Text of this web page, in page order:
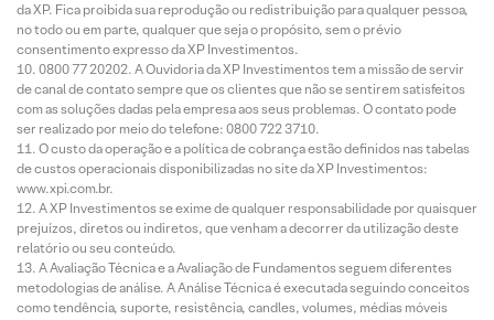
da XP. Fica proibida sua reprodução ou redistribuição para qualquer pessoa,
no todo ou em parte, qualquer que seja o propósito, sem o prévio
consentimento expresso da XP Investimentos.
0800 77 20202. A Ouvidoria da XP Investimentos tem a missão de servir
de canal de contato sempre que os clientes que não se sentirem satisfeitos
com as soluções dadas pela empresa aos seus problemas. O contato pode
ser realizado por meio do telefone: 0800 722 3710.
O custo da operação e a política de cobrança estão definidos nas tabelas
de custos operacionais disponibilizadas no site da XP Investimentos:
www.xpi.com.br.
A XP Investimentos se exime de qualquer responsabilidade por quaisquer
prejuízos, diretos ou indiretos, que venham a decorrer da utilização deste
relatório ou seu conteúdo.
A Avaliação Técnica e a Avaliação de Fundamentos seguem diferentes
metodologias de análise. A Análise Técnica é executada seguindo conceitos
como tendência, suporte, resistência, candles, volumes, médias móveis